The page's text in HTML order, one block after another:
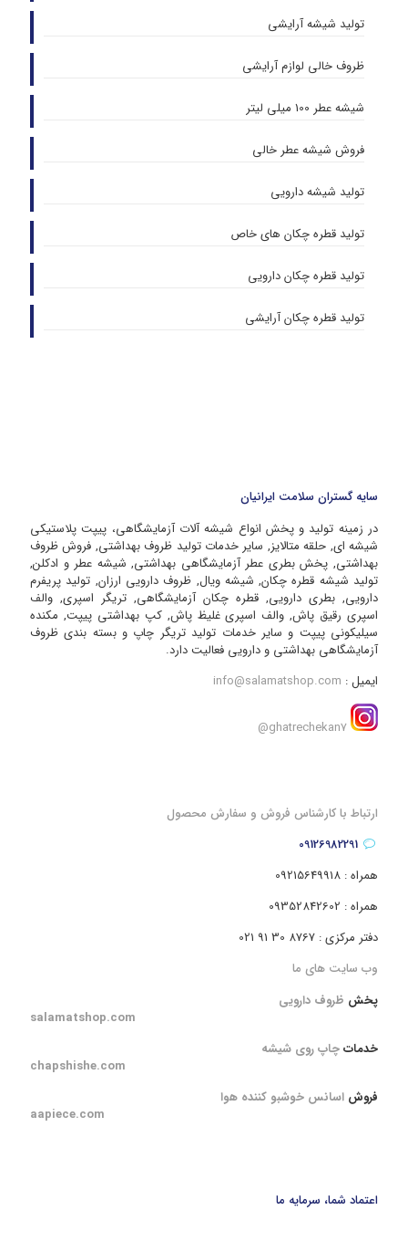
تولید شیشه آرایشی
ظروف خالی لوازم آرایشی
شیشه عطر 100 میلی لیتر
فروش شیشه عطر خالی
تولید شیشه دارویی
تولید قطره چکان های خاص
تولید قطره چکان دارویی
تولید قطره چکان آرایشی
سایه گستران سلامت ایرانیان
در زمینه تولید و پخش انواع شیشه آلات آزمایشگاهی، پیپت پلاستیکی
شیشه ای, حلقه متالایز, سایر خدمات تولید ظروف بهداشتی, فروش ظروف
بهداشتی, پخش بطری عطر آزمایشگاهی بهداشتی, شیشه عطر و ادکلن,
تولید شیشه قطره چکان, شیشه ویال, ظروف دارویی ارزان, تولید پریفرم
دارویی, بطری دارویی, قطره چکان آزمایشگاهی, تریگر اسپری, والف
اسپری رقیق پاش, والف اسپری غلیظ پاش, کپ بهداشتی پیپت, مکنده
سیلیکونی پیپت و سایر خدمات تولید تریگر چاپ و بسته بندی ظروف
آزمایشگاهی بهداشتی و دارویی فعالیت دارد.
ایمیل : info@salamatshop.com
ghatrechekan7@
ارتباط با کارشناس فروش و سفارش محصول
09126982291
همراه : 09215649918
همراه : 09352842602
دفتر مرکزی : 8767 30 91 021
وب سایت های ما
پخش ظروف دارویی
salamatshop.com
خدماتچاپ روی شیشه
chapshishe.com
فروش اسانس خوشبو کننده هوا
aapiece.com
اعتماد شما، سرمایه ما